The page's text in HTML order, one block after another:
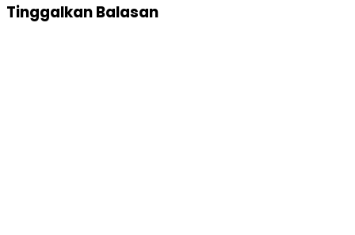
Tinggalkan Balasan